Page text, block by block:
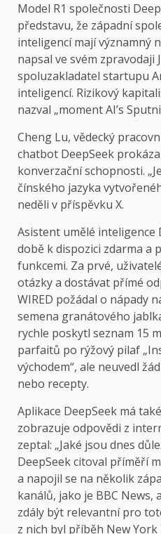
Model R1 společnosti
představu, že západní
inteligencí mají významný
napsal ve svém zpravodaji
spoluzakladatel startupu
inteligencí. Rizikový
nazval „moment AI’s
Cheng Lu, vědecký
chatbot DeepSeek
konverzační schopnosti.
čínského jazyka
neděli v příspěvku X.
Asistent umělé inteligence
době k dispozici zdarma a
funkcemi. Za prvé,
otázky a dostávat přímé
WIRED požádal o nápady
semena granátového
rychle poskytl seznam 15
parfaitů po rýžový pilaf
východem“, ale neuvedl
nebo recepty.
Aplikace DeepSeek má
zobrazuje odpovědi z
zeptal: „Jaké jsou dnes
DeepSeek citoval příměří
a napojil se na několik
kanálů, jako je BBC News,
zdály být relevantní pro
z nich byl příběh New